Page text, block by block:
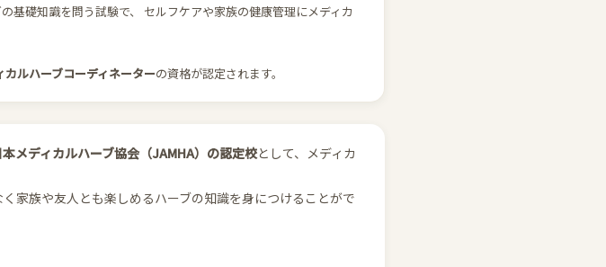
基礎知識を問う試験で、 セルフケアや家族の健康管理にメディカ
カルハーブコーディネーターの資格が認定されます。
メディカルハーブ協会（JAMHA）の認定校として、メディカ
家族や友人とも楽しめるハーブの知識を身につけることがで